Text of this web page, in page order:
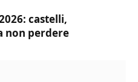
castelli,
non perdere